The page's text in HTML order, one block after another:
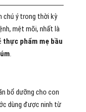
chú ý trong thời kỳ
mệt mõi, nhất là
thực phẩm mẹ bầu
.
bổ dưỡng cho con
dùng được ninh từ